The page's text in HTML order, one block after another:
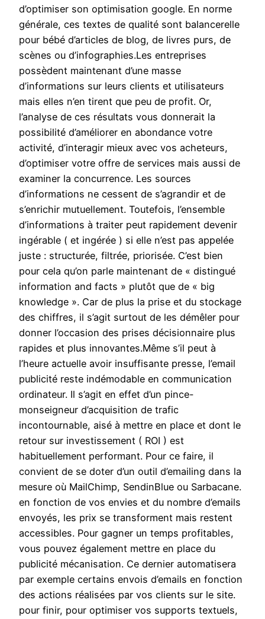
d’optimiser son optimisation google. En norme
générale, ces textes de qualité sont balancerelle
pour bébé d’articles de blog, de livres purs, de
scènes ou d’infographies.Les entreprises
possèdent maintenant d’une masse
d’informations sur leurs clients et utilisateurs
mais elles n’en tirent que peu de profit. Or,
l’analyse de ces résultats vous donnerait la
possibilité d’améliorer en abondance votre
activité, d’interagir mieux avec vos acheteurs,
d’optimiser votre offre de services mais aussi de
examiner la concurrence. Les sources
d’informations ne cessent de s’agrandir et de
s’enrichir mutuellement. Toutefois, l’ensemble
d’informations à traiter peut rapidement devenir
ingérable ( et ingérée ) si elle n’est pas appelée
juste : structurée, filtrée, priorisée. C’est bien
pour cela qu’on parle maintenant de « distingué
information and facts » plutôt que de « big
knowledge ». Car de plus la prise et du stockage
des chiffres, il s’agit surtout de les démêler pour
donner l’occasion des prises décisionnaire plus
rapides et plus innovantes.Même s’il peut à
l’heure actuelle avoir insuffisante presse, l’email
publicité reste indémodable en communication
ordinateur. Il s’agit en effet d’un pince-
monseigneur d’acquisition de trafic
incontournable, aisé à mettre en place et dont le
retour sur investissement ( ROI ) est
habituellement performant. Pour ce faire, il
convient de se doter d’un outil d’emailing dans la
mesure où MailChimp, SendinBlue ou Sarbacane.
en fonction de vos envies et du nombre d’emails
envoyés, les prix se transforment mais restent
accessibles. Pour gagner un temps profitables,
vous pouvez également mettre en place du
publicité mécanisation. Ce dernier automatisera
par exemple certains envois d’emails en fonction
des actions réalisées par vos clients sur le site.
pour finir, pour optimiser vos supports textuels,